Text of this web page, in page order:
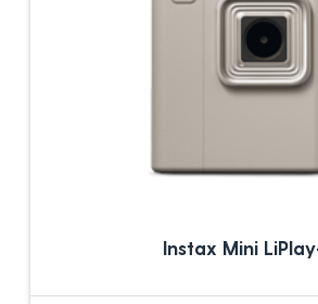
Instax Mini